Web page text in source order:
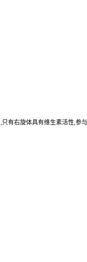
有右旋体具有维生素活性,参